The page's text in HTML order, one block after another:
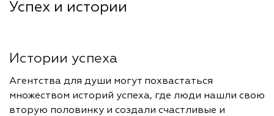
Успех и истории
Истории успеха
Агентства для души могут похвастаться
множеством историй успеха, где люди нашли свою
вторую половинку и создали счастливые и